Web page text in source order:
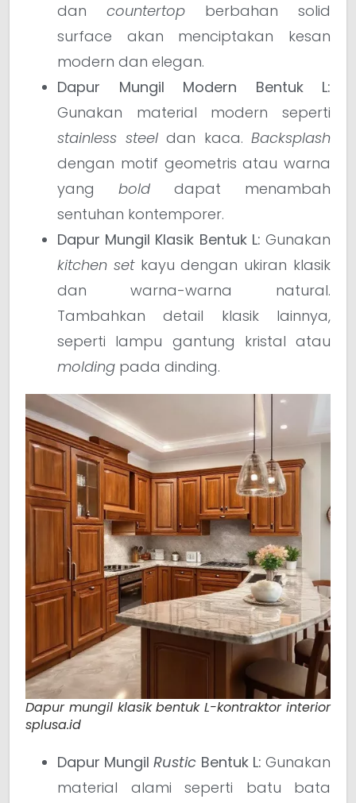
dan countertop berbahan solid
surface akan menciptakan kesan
modern dan elegan.
Dapur Mungil Modern Bentuk L:
Gunakan material modern seperti
stainless steeldan kaca. Backsplash
dengan motif geometris atau warna
yang bold dapat menambah
sentuhan kontemporer.
Dapur Mungil Klasik Bentuk L: Gunakan
kitchen setkayu dengan ukiran klasik
dan warna-warna natural.
Tambahkan detail klasik lainnya,
seperti lampu gantung kristal atau
molding pada dinding.
Dapur mungil klasik bentuk L-kontraktor interior
splusa.id
Dapur MungilRustic Bentuk L: Gunakan
material alami seperti batu bata